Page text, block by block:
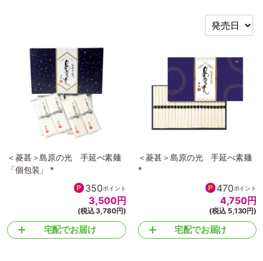
＜菱甚＞島原の光 手延べ素麺
「個包装」 *
350ポイント
3,500円
(税込 3,780円)
宅配でお届け
＜菱甚＞島原の光 手延べ素麺
*
470ポイント
4,750円
(税込 5,130円)
宅配でお届け